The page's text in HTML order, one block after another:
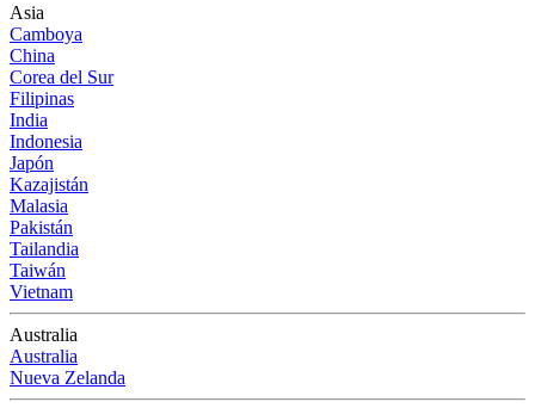
Asia
Camboya
China
Corea del Sur
Filipinas
India
Indonesia
Japón
Kazajistán
Malasia
Pakistán
Tailandia
Taiwán
Vietnam
Australia
Australia
Nueva Zelanda